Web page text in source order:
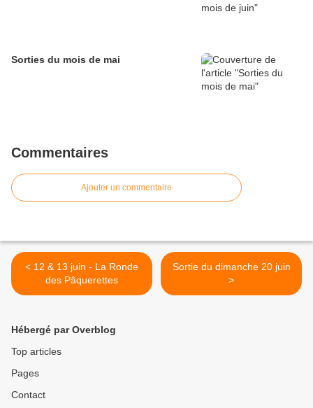
Sorties du mois de mai
Commentaires
Ajouter un commentaire
< 12 & 13 juin - La Ronde
des Pâquerettes
Sortie du dimanche 20 juin
>
Hébergé par Overblog
Top articles
Pages
Contact